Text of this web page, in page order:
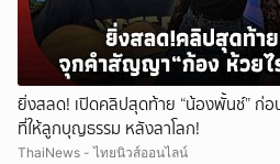
ยิ่งสลด! เปิดคลิปสุดท้าย “น้องพั้นช์” ก่
ที่ให้ลูกบุญธรรม หลังลาโลก!
ThaiNews - ไทยนิวส์ออนไลน์